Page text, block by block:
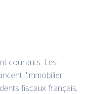
courants. Les
l'immobilier
fiscaux français;